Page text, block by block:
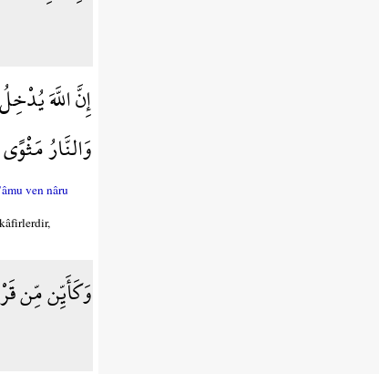
إِنَّ اللَّهَ
وَالنَّارُ
ven nâru
وَكَأَيِّن مِّن